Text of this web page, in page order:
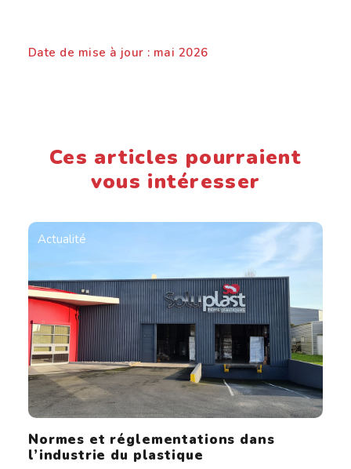
Date de mise à jour : mai 2026
Ces articles pourraient
vous intéresser
Actualité
Normes et réglementations dans
l’industrie du plastique